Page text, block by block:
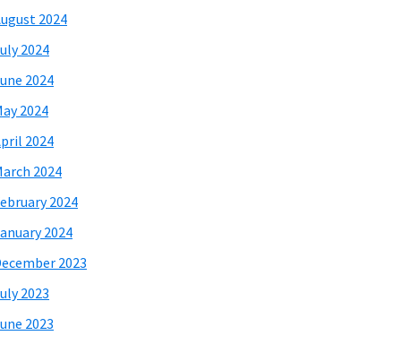
2024
2024
2024
2024
2024
2024
2024
2024
2023
2023
2023